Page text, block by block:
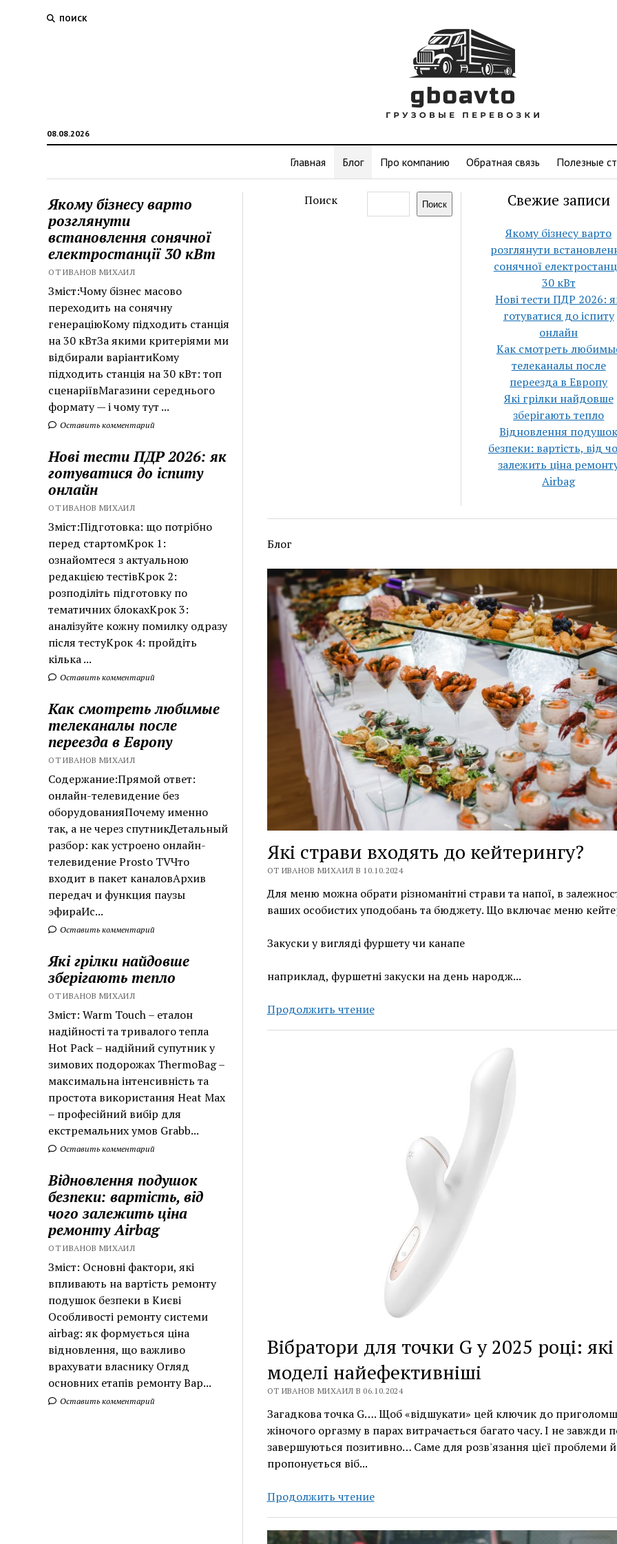
ПОИСК
08.08.2026
Главная Блог Про компанию Обратная связь Полезные
Якому бізнесу варто
розглянути
встановлення сонячної
електростанції 30 кВт
ОТ ИВАНОВ МИХАИЛ
Зміст:Чому бізнес масово
переходить на сонячну
генераціюКому підходить станція
на 30 кВтЗа якими критеріями ми
відбирали варіантиКому
підходить станція на 30 кВт: топ
сценаріївМагазини середнього
формату — і чому тут ...
Оставить комментарий
Нові тести ПДР 2026: як
готуватися до іспиту
онлайн
ОТ ИВАНОВ МИХАИЛ
Зміст:Підготовка: що потрібно
перед стартомКрок 1:
ознайомтеся з актуальною
редакцією тестівКрок 2:
розподіліть підготовку по
тематичних блокахКрок 3:
аналізуйте кожну помилку одразу
після тестуКрок 4: пройдіть
кілька ...
Оставить комментарий
Как смотреть любимые
телеканалы после
переезда в Европу
ОТ ИВАНОВ МИХАИЛ
Содержание:Прямой ответ:
онлайн-телевидение без
оборудованияПочему именно
так, а не через спутникДетальный
разбор: как устроено онлайн-
телевидение Prosto TVЧто
входит в пакет каналовАрхив
передач и функция паузы
эфираИс...
Оставить комментарий
Які грілки найдовше
зберігають тепло
ОТ ИВАНОВ МИХАИЛ
Зміст: Warm Touch – еталон
надійності та тривалого тепла
Hot Pack – надійний супутник у
зимових подорожах ThermoBag –
максимальна інтенсивність та
простота використання Heat Max
– професійний вибір для
екстремальних умов Grabb...
Оставить комментарий
Відновлення подушок
безпеки: вартість, від
чого залежить ціна
ремонту Airbag
ОТ ИВАНОВ МИХАИЛ
Зміст: Основні фактори, які
впливають на вартість ремонту
подушок безпеки в Києві
Особливості ремонту системи
airbag: як формується ціна
відновлення, що важливо
врахувати власнику Огляд
основних етапів ремонту Вар...
Оставить комментарий
Поиск Поиск Свежие записи
Якому бізнесу варто
розглянути
сонячної
30 кВт
Нові тести ПДР 2026:
готуватися до іспиту
онлайн
Как смотреть
телеканалы после
переезда в Европу
Які грілки найдовше
зберігають тепло
Відновлення
безпеки: вартість, від
залежить ціна
Airbag
Блог
gboavto.com.ua
Які страви входять до кейтерингу?
ОТ ИВАНОВ МИХАИЛ В 10.10.2024
Для меню можна обрати різноманітні страви та напої, в
ваших особистих уподобань та бюджету. Що включає меню
Закуски у вигляді фуршету чи канапе
наприклад, фуршетні закуски на день народж...
Продолжить чтениеЯкі
Вібратори для точки G у 2025 році: які
моделі найефективніші
ОТ ИВАНОВ МИХАИЛ В 06.10.2024
Загадкова точка G…. Щоб «відшукати» цей ключик до
жіночого оргазму в парах витрачається багато часу. І не завжди
завершуються позитивно… Саме для розв'язання цієї проблеми й
пропонується віб...
Продолжить чтениеВібратори
точки